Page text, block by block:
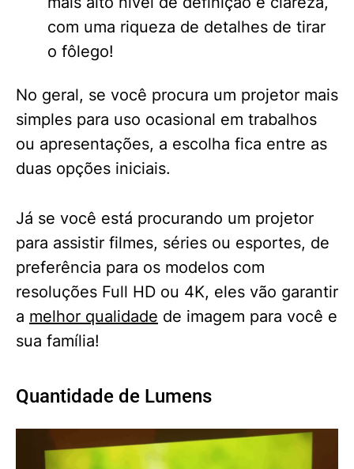
com uma riqueza de detalhes de tirar
o fôlego!
No geral, se você procura um projetor mais
simples para uso ocasional em trabalhos
ou apresentações, a escolha fica entre as
duas opções iniciais.
Já se você está procurando um projetor
para assistir filmes, séries ou esportes, de
preferência para os modelos com
resoluções Full HD ou 4K, eles vão garantir
a melhor qualidade de imagem para você e
sua família!
Quantidade de Lumens